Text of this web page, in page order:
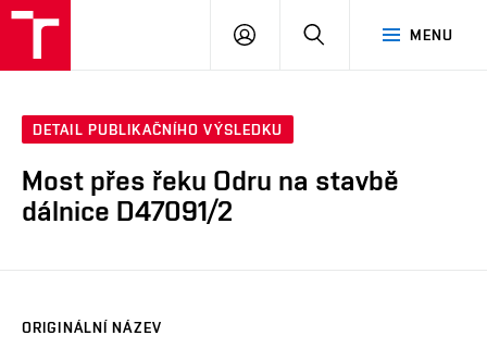
MENU
PŘIHLÁSIT
DETAIL PUBLIKAČNÍHO VÝSLEDKU
Most přes řeku Odru na stavbě
dálnice D47091/2
ORIGINÁLNÍ NÁZEV